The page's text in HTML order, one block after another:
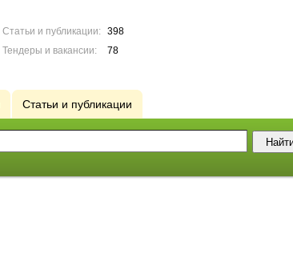
Статьи и публикации:
398
Тендеры и вакансии:
78
Статьи и публикации